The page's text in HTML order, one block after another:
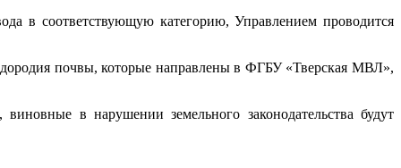
в соответствующую категорию, Управлением проводится
почвы, которые направлены в ФГБУ «Тверская МВЛ»,
в нарушении земельного законодательства будут